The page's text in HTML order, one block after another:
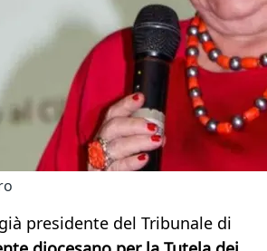
presidente del Tribunale di